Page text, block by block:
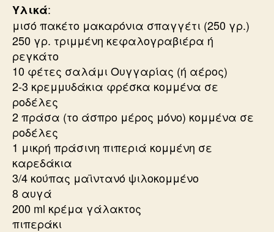
Υλικά:
μισό πακέτο μακαρόνια σπαγγέτι (250 γρ.)
250 γρ. τριμμένη κεφαλογραβιέρα ή
ρεγκάτο
10 φέτες σαλάμι Ουγγαρίας (ή αέρος)
2-3 κρεμμυδάκια φρέσκα κομμένα σε
ροδέλες
2 πράσα (το άσπρο μέρος μόνο) κομμένα σε
ροδέλες
1 μικρή πράσινη πιπεριά κομμένη σε
καρεδάκια
3/4 κούπας μαϊντανό ψιλοκομμένο
8 αυγά
200 ml κρέμα γάλακτος
πιπεράκι